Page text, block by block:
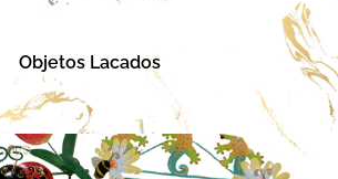
Objetos Lacados